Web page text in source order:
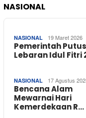
NASIONAL
NASIONAL 19 Maret 2026
Pemerintah
Lebaran Idul Fitri
NASIONAL 17 Agustus
Bencana Alam
Mewarnai Hari
Kemerdekaan R…